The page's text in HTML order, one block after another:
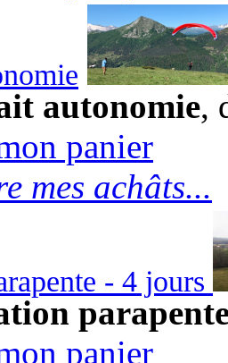
autonomie,
panier
mes achâts...
- 4 jours
panier